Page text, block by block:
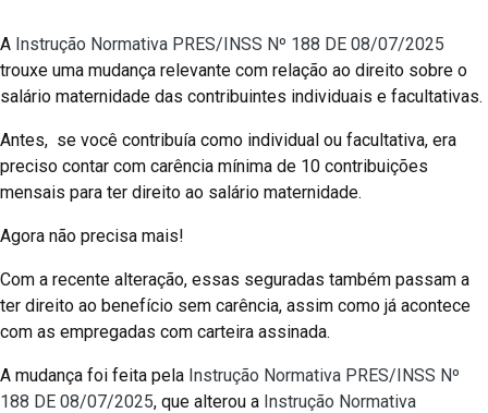
A Instrução Normativa PRES/INSS Nº 188 DE 08/07/2025
trouxe uma mudança relevante com relação ao direito sobre o
salário maternidade das contribuintes individuais e facultativas.
Antes, se você contribuía como individual ou facultativa, era
preciso contar com carência mínima de 10 contribuições
mensais para ter direito ao salário maternidade.
Agora não precisa mais!
Com a recente alteração, essas seguradas também passam a
ter direito ao benefício sem carência, assim como já acontece
com as empregadas com carteira assinada.
A mudança foi feita pela Instrução Normativa PRES/INSS Nº
188 DE 08/07/2025, que alterou a Instrução Normativa